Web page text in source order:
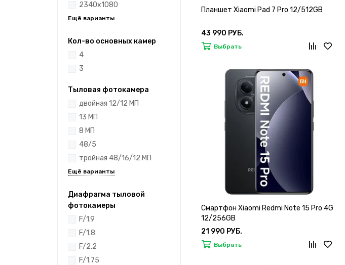
2340x1080
Кол-во основных камер
4
3
Тыловая фотокамера
двойная 12/12 МП
13 МП
8 МП
48/5
тройная 48/16/12 МП
Диафрагма тыловой
фотокамеры
F/1.9
F/1.8
F/2.2
F/1.75
Планшет Xiaomi Pad 7 Pro 12/512GB
43 990 РУБ.
Выбрать
Смартфон Xiaomi Redmi Note 15 Pro 4G
12/256GB
21 990 РУБ.
Выбрать